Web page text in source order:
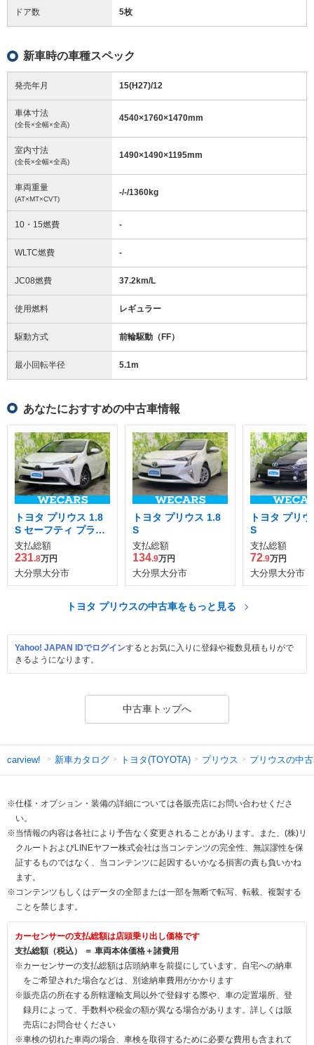
ドア数 5枚
新車時の車種スペック
発売年月 15(H27)/12
車体寸法
(全長×全幅×全高)
4540×1760×1470mm
室内寸法
(全長×全幅×全高)
1490×1490×1195mm
車両重量
(AT×MT×CVT)
-/-/1360kg
10・15燃費 -
WLTC燃費 -
JC08燃費 37.2km/L
使用燃料 レギュラー
駆動方式 前輪駆動（FF）
最小回転半径 5.1m
あなたにおすすめの中古車情報
トヨタ プリウス 1.8
S セーフティ プラスI
I支払総額
231.8万円
大分県大分市
トヨタ プリウス 1.8
S
支払総額
134.9万円
大分県大分市
トヨタ プリ
S
支払総額
72.9万円
大分県大分市
トヨタ プリウスの中古車をもっと見る
Yahoo! JAPAN IDでログインするとお気に入りに登録や複数見積もりがで
きるようになります。
中古車トップへ
carview! 新車カタログ トヨタ(TOYOTA) プリウス プリウスの中
※仕様・オプション・装備の詳細については各販売店にお問い合わせくださ
い。
※当情報の内容は各社により予告なく変更されることがあります。また、(株)リ
クルートおよびLINEヤフー株式会社は当コンテンツの完全性、無誤謬性を保
証するものではなく、当コンテンツに起因するいかなる損害の責も負いかね
ます。
※コンテンツもしくはデータの全部または一部を無断で転写、転載、複製する
ことを禁じます。
カーセンサーの支払総額は店頭乗り出し価格です
支払総額（税込） ＝ 車両本体価格＋諸費用
※カーセンサーの支払総額は店頭納車を前提にしています。自宅への納車
をご希望された場合などは、別途納車費用がかかります
※販売店の所在する所轄運輸支局以外で登録する際や、車の定置場所、登
録月によって、手数料や税金の額が異なる場合があります。詳しくは販
売店にお問合せください
※車検の切れた車両の場合、車検を取得するために必要な費用も含まれて